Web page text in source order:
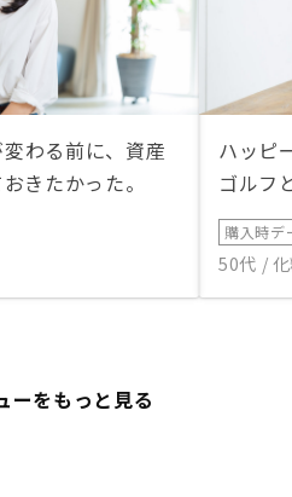
わる前に、資産
きたかった。
ハッピ
ゴルフ
購入時デ
50代 /
ーをもっと見る